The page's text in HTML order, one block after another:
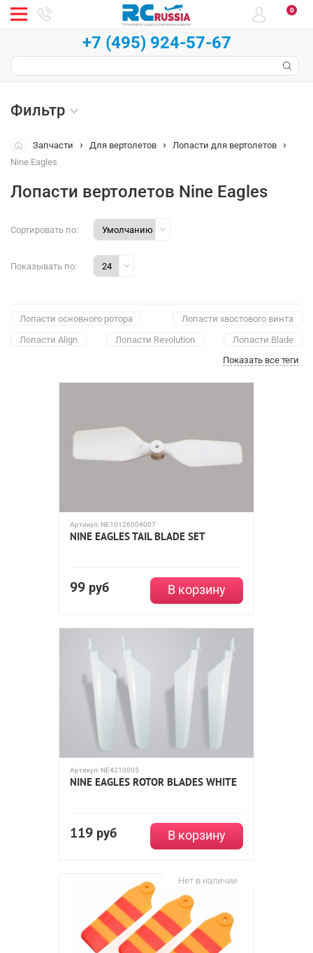
0
+7 (495) 924-57-67
Фильтр
Запчасти Для вертолетов
Лопасти для вертолетов
Nine Eagles
Лопасти вертолетов Nine Eagles
Сортировать по:
Показывать по:
Лопасти основного ротора
Лопасти хвостового винта
Лопасти Align
Лопасти Revolution
Лопасти Blade
500 класс
550 класс
600 класс 700 класс
800 класс
Показать все теги
Артикул: NE10126004007
NINE EAGLES TAIL BLADE SET
99 руб В корзину
Артикул: NE4210005
NINE EAGLES ROTOR BLADES WHITE
119 руб В корзину
Нет в наличии